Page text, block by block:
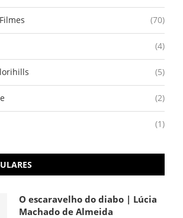
(70)
(4)
(5)
(2)
(1)
O escaravelho do diabo | Lúcia
Machado de Almeida